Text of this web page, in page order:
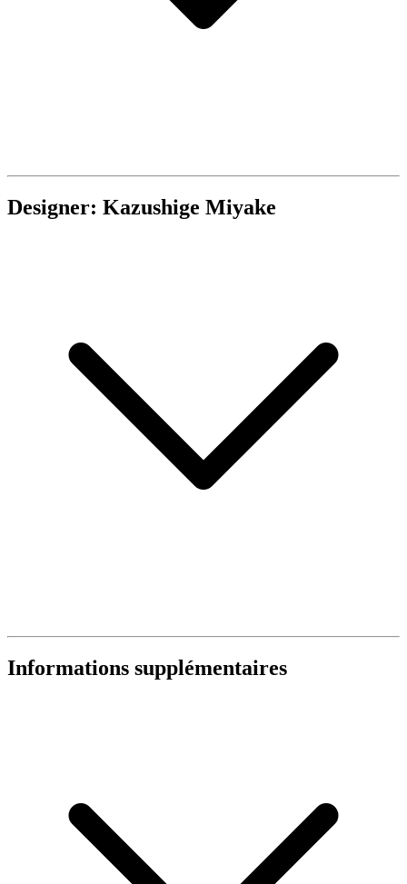
Designer: Kazushige Miyake
Informations supplémentaires